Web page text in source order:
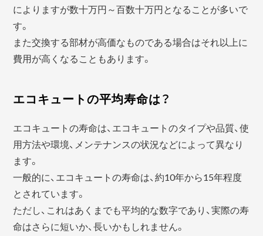
によりますが数十万円～百数十万円となることが多いで
す。
また交換する部材が高価なものである場合はそれ以上に
費用が高くなることもあります。
エコキュートの平均寿命は？
エコキュートの寿命は、エコキュートのタイプや品質、使
用方法や環境、メンテナンスの状況などによって異なり
ます。
一般的に、エコキュートの寿命は、約10年から15年程度
とされています。
ただし、これはあくまでも平均的な数字であり、実際の寿
命はさらに短いか、長いかもしれません。